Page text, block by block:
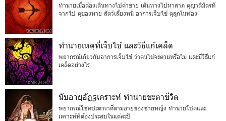
ทำนายเมื่อต้องเดินทางไปค้าขาย เดินทางไปหาลาภ ดูญาติมิตรที่
จากไป ดูของหาย สัตว์เลี้ยงหนี อาการเจ็บไข้ ดูลูกในท้อง
ทำนายเหตุที่เจ็บไข้ และวิธีแก้เคล็ด
พยากรณ์เกี่ยวกับอาการเจ็บไข้ ว่าคนไข้จะตายหรือไม่ และมีวิธีแก้
เคล็ดอย่างไร
นับอายุอัฏฐเคราะห์ ทำนายชะตาชีวิต
พยากรณ์โชคชะตาราศีตามอายุของชายหญิง ทำนายโชคและ
เคราะห์ที่ต้องประสบในแต่ละปี